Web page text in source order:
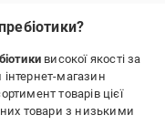
високої якості за
магазин
товарів цієї
товари з низькими